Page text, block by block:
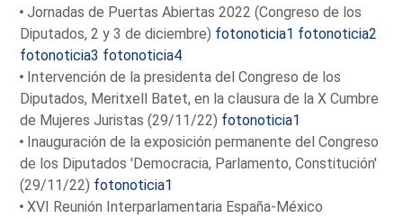
Jornadas de Puertas Abiertas 2022 (Congreso de los
Diputados, 2 y 3 de diciembre) fotonoticia1 fotonoticia2
fotonoticia3 fotonoticia4
Intervención de la presidenta del Congreso de los
Diputados, Meritxell Batet, en la clausura de la X Cumbre
de Mujeres Juristas (29/11/22) fotonoticia1
Inauguración de la exposición permanente del Congreso
de los Diputados 'Democracia, Parlamento, Constitución'
(29/11/22) fotonoticia1
XVI Reunión Interparlamentaria España-México